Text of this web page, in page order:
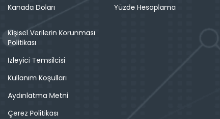
Kanada Doları
Yüzde Hesaplama
Kişisel Verilerin Korunması
Politikası
İzleyici Temsilcisi
Kullanım Koşulları
Aydınlatma Metni
Çerez Politikası